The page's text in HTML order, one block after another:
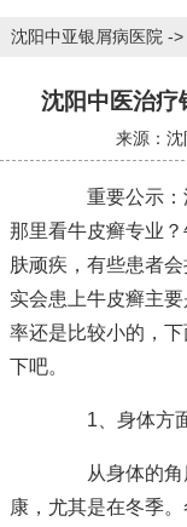
沈阳中亚银屑病医院 ->
沈阳中医治疗
来源：
重要公示：沈
那里看牛皮癣专业
肤顽疾，有些患者
实会患上牛皮癣主
率还是比较小的，
下吧。
1、身体方
从身体的角
康，尤其是在冬季